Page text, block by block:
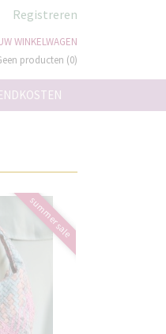
Registreren
WINKELWAGEN
producten (0)
summer sale